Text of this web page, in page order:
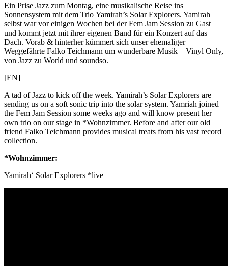
Ein Prise Jazz zum Montag, eine musikalische Reise ins
Sonnensystem mit dem Trio Yamirah’s Solar Explorers. Yamirah
selbst war vor einigen Wochen bei der Fem Jam Session zu Gast
und kommt jetzt mit ihrer eigenen Band für ein Konzert auf das
Dach. Vorab & hinterher kümmert sich unser ehemaliger
Weggefährte Falko Teichmann um wunderbare Musik – Vinyl Only,
von Jazz zu World und soundso.
[EN]
A tad of Jazz to kick off the week. Yamirah’s Solar Explorers are
sending us on a soft sonic trip into the solar system. Yamriah joined
the Fem Jam Session some weeks ago and will know present her
own trio on our stage in *Wohnzimmer. Before and after our old
friend Falko Teichmann provides musical treats from his vast record
collection.
*Wohnzimmer:
Yamirah‘ Solar Explorers *live